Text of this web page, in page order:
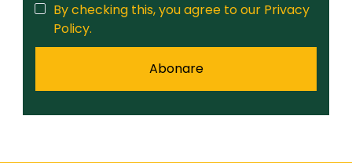
By checking this, you agree to our Privacy
Policy.